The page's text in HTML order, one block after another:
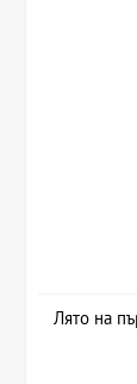
Лято на